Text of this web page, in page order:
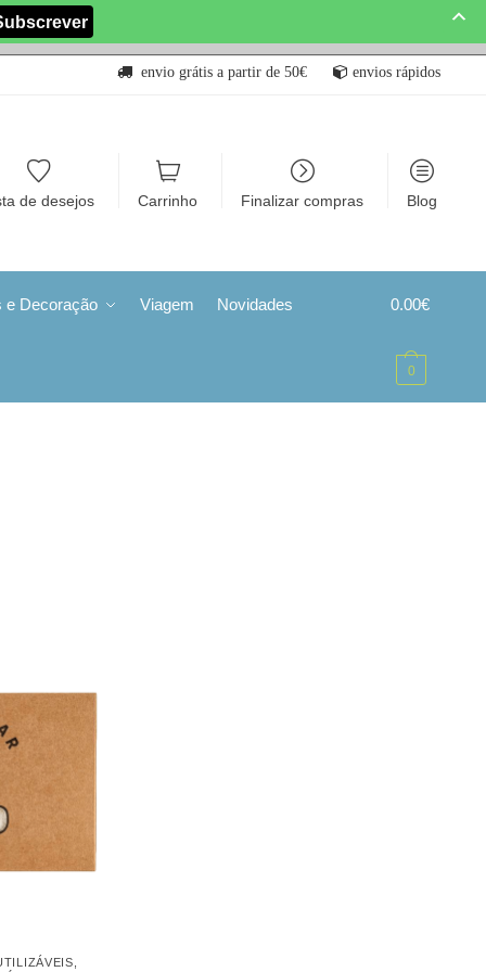
envio grátis a partir de 50€ envios rápidos
de desejos Carrinho Finalizar compras Blog
e Decoração Viagem Novidades 0.00€
0
– 4un.